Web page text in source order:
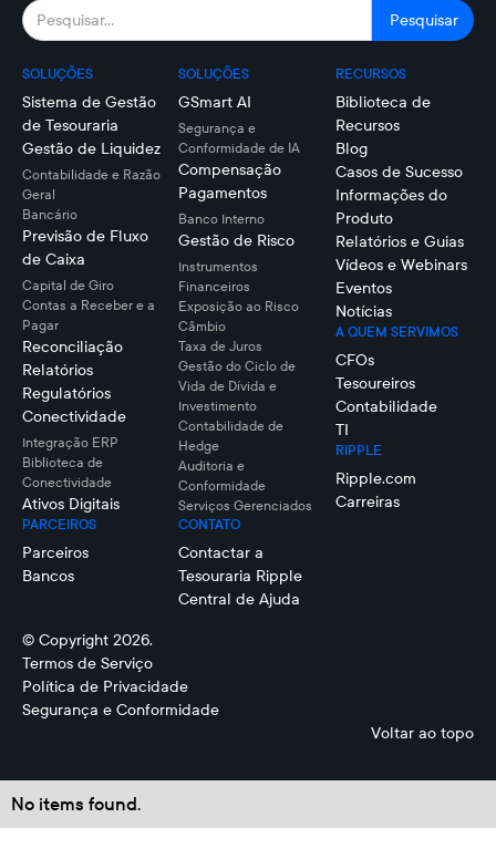
SOLUÇÕES
Sistema de Gestão
de Tesouraria
Gestão de Liquidez
Contabilidade e Razão
Geral
Bancário
Previsão de Fluxo
de Caixa
Capital de Giro
Contas a Receber e a
Pagar
Reconciliação
Relatórios
Regulatórios
Conectividade
Integração ERP
Biblioteca de
Conectividade
Ativos Digitais
PARCEIROS
Parceiros
Bancos
SOLUÇÕES
GSmart AI
Segurança e
Conformidade de IA
Compensação
Pagamentos
Banco Interno
Gestão de Risco
Instrumentos
Financeiros
Exposição ao Risco
Câmbio
Taxa de Juros
Gestão do Ciclo de
Vida de Dívida e
Investimento
Contabilidade de
Hedge
Auditoria e
Conformidade
Serviços Gerenciados
CONTATO
Contactar a
Tesouraria Ripple
Central de Ajuda
RECURSOS
Biblioteca de
Recursos
Blog
Casos de Sucesso
Informações do
Produto
Relatórios e Guias
Vídeos e Webinars
Eventos
Notícias
A QUEM SERVIMOS
CFOs
Tesoureiros
Contabilidade
TI
RIPPLE
Ripple.com
Carreiras
© Copyright 2026.
Termos de Serviço
Política de Privacidade
Segurança e Conformidade
Voltar ao topo
No items found.